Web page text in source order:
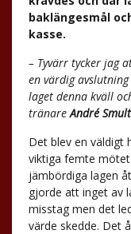
baklängesmål
kasse.
– Tyvärr tycker jag
en värdig
laget denna kväll
tränareAndré
Det blev en väldigt
viktiga femte
jämbördiga lagen
gjorde att inget av
misstag men det
värde skedde. Det